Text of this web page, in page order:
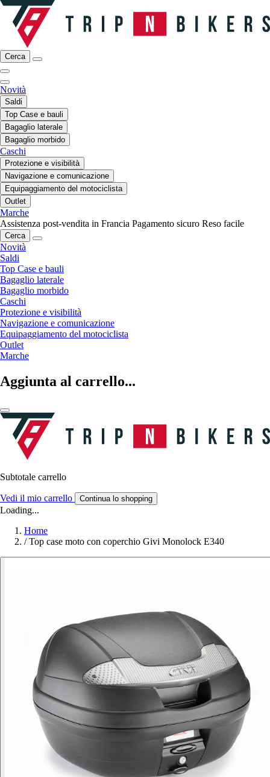
Cerca
Novità
Saldi
Top Case e bauli
Bagaglio laterale
Bagaglio morbido
Caschi
Protezione e visibilità
Navigazione e comunicazione
Equipaggiamento del motociclista
Outlet
Marche
Assistenza post-vendita in Francia Pagamento sicuro Reso facile
Cerca
Novità
Saldi
Top Case e bauli
Bagaglio laterale
Bagaglio morbido
Caschi
Protezione e visibilità
Navigazione e comunicazione
Equipaggiamento del motociclista
Outlet
Marche
Aggiunta al carrello...
Subtotale carrello
Vedi il mio carrello Continua lo shopping
Loading...
Home
/ Top case moto con coperchio Givi Monolock E340